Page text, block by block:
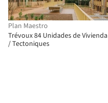
Plan Maestro
Trévoux 84 Unidades de Vivienda
/ Tectoniques